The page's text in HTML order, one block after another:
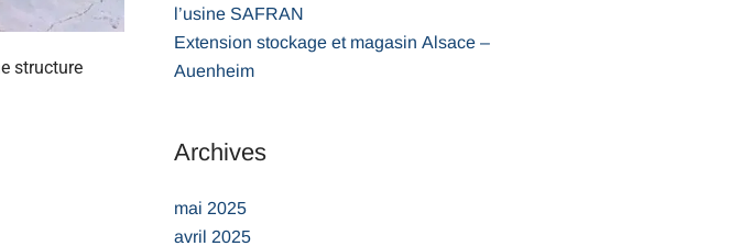
structure
l’usine SAFRAN
Extension stockage et magasin Alsace –
Auenheim
Archives
mai 2025
avril 2025